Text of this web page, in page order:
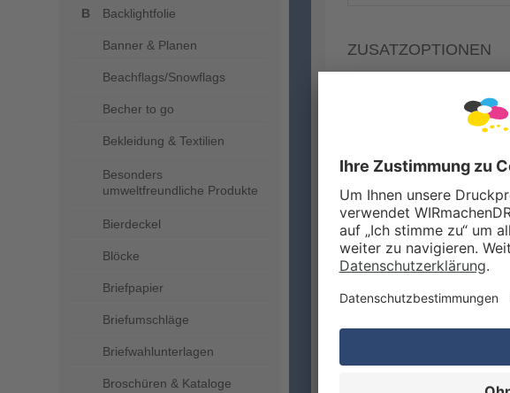
Backlightfolie
Banner & Planen
Beachflags/Snowflags
Becher to go
Bekleidung & Textilien
Besonders
umweltfreundliche Produkte
Bierdeckel
Blöcke
Briefpapier
Briefumschläge
Briefwahlunterlagen
Broschüren & Kataloge
ZUSATZOPTIONEN
Konvertierung